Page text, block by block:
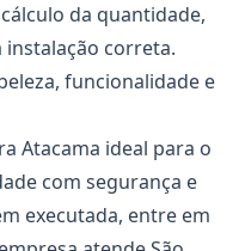
da quantidade,
instalação correta.
funcionalidade e
Atacama ideal para o
com segurança e
executada, entre em